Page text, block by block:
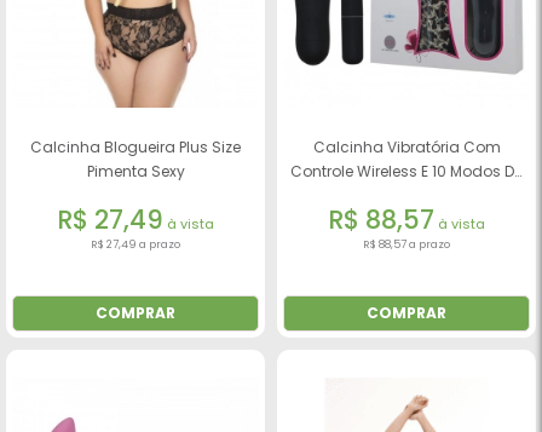
Calcinha Blogueira Plus Size
Pimenta Sexy
R$ 27,49 à vista
R$ 27,49 a prazo
COMPRAR
Calcinha Vibratória Com
Controle Wireless E 10 Modos De
R$ 88,57 à vista
R$ 88,57 a prazo
COMPRAR